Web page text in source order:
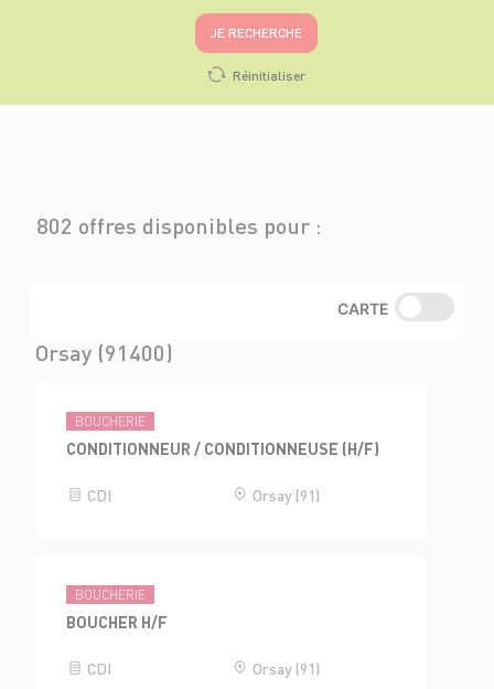
JE RECHERCHE
Réinitialiser
802 offres disponibles pour :
CARTE
Orsay (91400)
BOUCHERIE
CONDITIONNEUR / CONDITIONNEUSE (H/F)
CDI Orsay (91)
BOUCHERIE
BOUCHER H/F
CDI Orsay (91)